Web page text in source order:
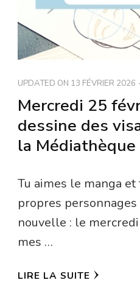
UPDATED ON 13 FÉVRIER 2026
Mercredi 25
dessine des
la Médiathèque
Tu aimes le manga
propres personnages
nouvelle : le
mes …
LIRE LA SUITE